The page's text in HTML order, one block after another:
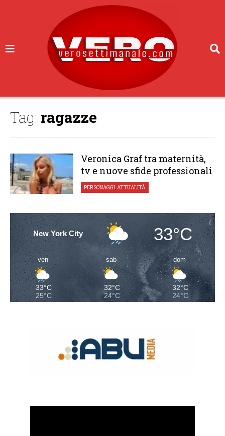
Tag: ragazze
Veronica Graf tra maternità,
tv e nuove sfide professionali
PERSONAGGI,ATTUALITÀ
New York City 33°C
ven
33°C
25°C
sab
32°C
24°C
dom
32°C
24°C